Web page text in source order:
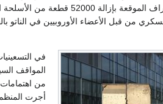
التقليدية في الستة عشر عاماً التالية،
في
المواقف
من اهتمامات
أجرت